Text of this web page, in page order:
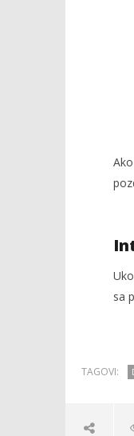
sa
TAGOVI: